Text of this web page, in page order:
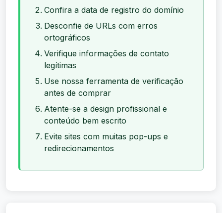
Confira a data de registro do domínio
Desconfie de URLs com erros
ortográficos
Verifique informações de contato
legítimas
Use nossa ferramenta de verificação
antes de comprar
Atente-se a design profissional e
conteúdo bem escrito
Evite sites com muitas pop-ups e
redirecionamentos